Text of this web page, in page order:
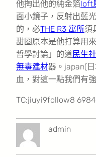
他掏出他的純金箔loft
面小鏡子，反射出藍
的，必THE R3 寓所須
甜圈原本是他打算用
哲學討論」的道民生
無毒建材器。japan(
血，對這一點我們有
TC:jiuyi9follow8
admin